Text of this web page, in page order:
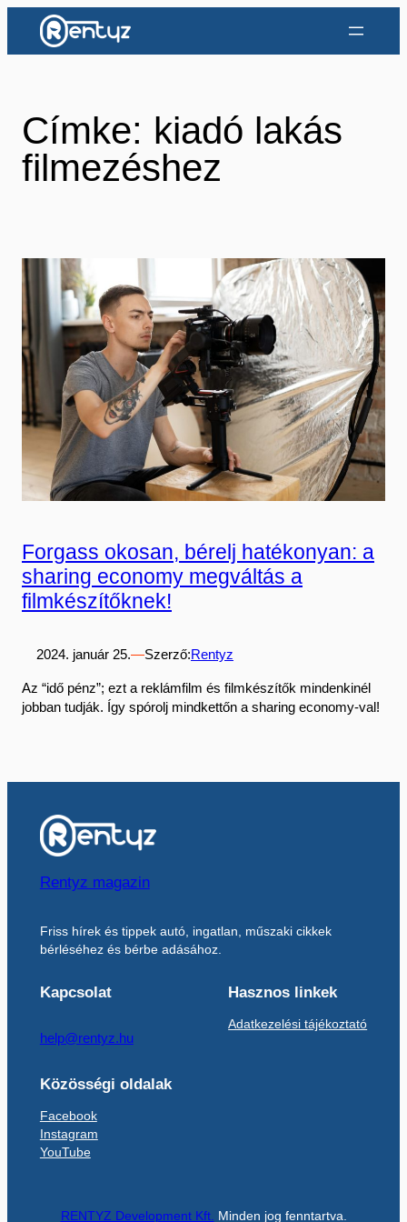
tartalomhoz
Címke: kiadó lakás
filmezéshez
Forgass okosan, bérelj hatékonyan: a
sharing economy megváltás a
filmkészítőknek!
2024. január 25.—Szerző:Rentyz
Az “idő pénz”; ezt a reklámfilm és filmkészítők mindenkinél
jobban tudják. Így spórolj mindkettőn a sharing economy-val!
Rentyz magazin
Friss hírek és tippek autó, ingatlan, műszaki cikkek
bérléséhez és bérbe adásához.
Kapcsolat
help@rentyz.hu
Hasznos linkek
Adatkezelési tájékoztató
Közösségi oldalak
Facebook
Instagram
YouTube
RENTYZ Development Kft. Minden jog fenntartva.